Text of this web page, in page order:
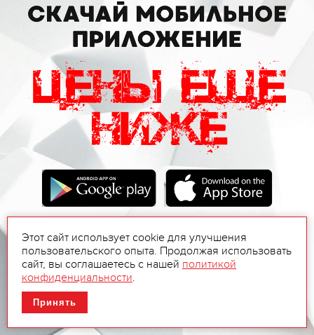
Этот сайт использует cookie для улучшения
пользовательского опыта. Продолжая использовать
сайт, вы соглашаетесь с нашей политикой
конфиденциальности.
Принять